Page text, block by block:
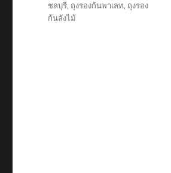
ชลบุรี, ถุงรองก้นพาเลท, ถุงรอง
ก้นลังไม้